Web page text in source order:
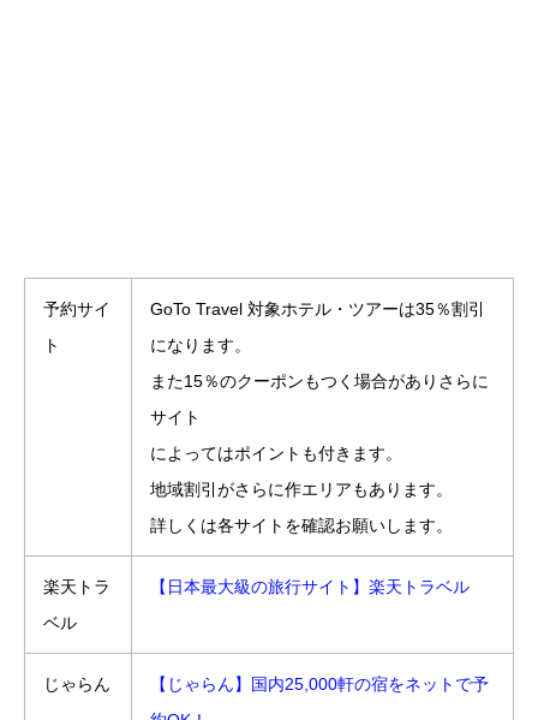
予約サイ
ト
GoTo Travel 対象ホテル・ツアーは35％割引
になります。
また15％のクーポンもつく場合がありさらに
サイト
によってはポイントも付きます。
地域割引がさらに作エリアもあります。
詳しくは各サイトを確認お願いします。
楽天トラ
ベル
【日本最大級の旅行サイト】楽天トラベル
じゃらん
【じゃらん】国内25,000軒の宿をネットで予